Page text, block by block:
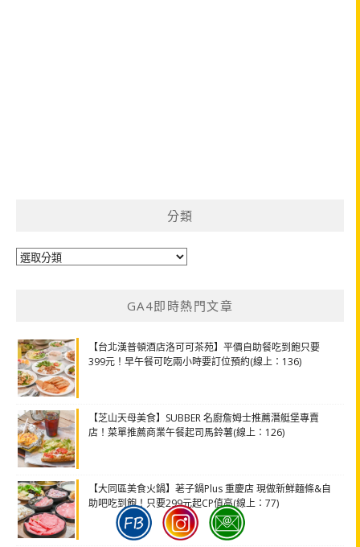
分類
分
GA4即時熱門文章
【台北漢普頓酒店洛可可茶苑】平價自助餐吃到飽只要
399元！早午餐可吃兩小時要訂位預約(線上：136)
【芝山天母美食】SUBBER 名廚詹姆士推薦潛艇堡專賣
店！菜單推薦商業午餐起司馬鈴薯(線上：126)
【大同區美食火鍋】荖子鍋Plus 重慶店 現做新鮮麵條&自
助吧吃到飽！只要299元起CP值高(線上：77)